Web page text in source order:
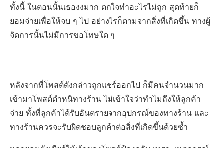
ทั้งนี้ ในตอนนั้นเธองงมาก ตกใจทำอะไรไม่ถูก สุดท้ายก็
ยอมจ่ายเพื่อให้จบ ๆ ไป อย่างไรก็ตามจากสิ่งที่เกิดขึ้น ทางผู้
จัดการนั้นไม่มีการขอโทษใด ๆ
หลังจากที่โพสต์ดังกล่าวถูกแชร์ออกไป ก็มีคนจำนวนมาก
เข้ามาโพสต์ตำหนิทางร้าน ไม่เข้าใจว่าทำไมถึงให้ลูกค้า
จ่าย ทั้งที่ลูกค้าได้รับอันตรายจากอุปกรณ์ของทางร้าน และ
ทางร้านควรจะรับผิดชอบลูกค้าต่อสิ่งที่เกิดขึ้นด้วยซ้ำ